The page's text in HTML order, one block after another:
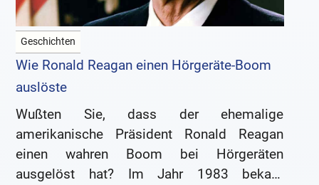
Geschichten
Wie Ronald Reagan einen Hörgeräte-Boom
auslöste
Wußten Sie, dass der ehemalige
amerikanische Präsident Ronald Reagan
einen wahren Boom bei Hörgeräten
ausgelöst hat? Im Jahr 1983 bekam